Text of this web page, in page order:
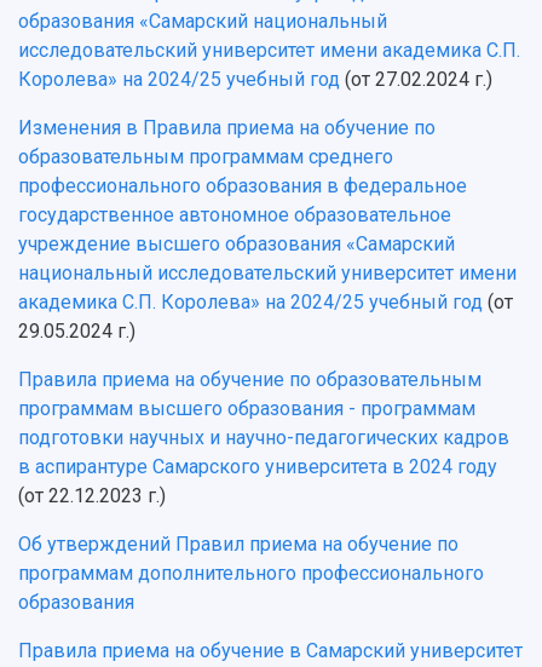
образования «Самарский национальный
исследовательский университет имени академика С.П.
Королева» на 2024/25 учебный год (от 27.02.2024 г.)
Изменения в Правила приема на обучение по
образовательным программам среднего
профессионального образования в федеральное
государственное автономное образовательное
учреждение высшего образования «Самарский
национальный исследовательский университет имени
академика С.П. Королева» на 2024/25 учебный год (от
29.05.2024 г.)
Правила приема на обучение по образовательным
программам высшего образования - программам
подготовки научных и научно-педагогических кадров
в аспирантуре Самарского университета в 2024 году
(от 22.12.2023 г.)
Об утверждений Правил приема на обучение по
программам дополнительного профессионального
образования
Правила приема на обучение в Самарский университет